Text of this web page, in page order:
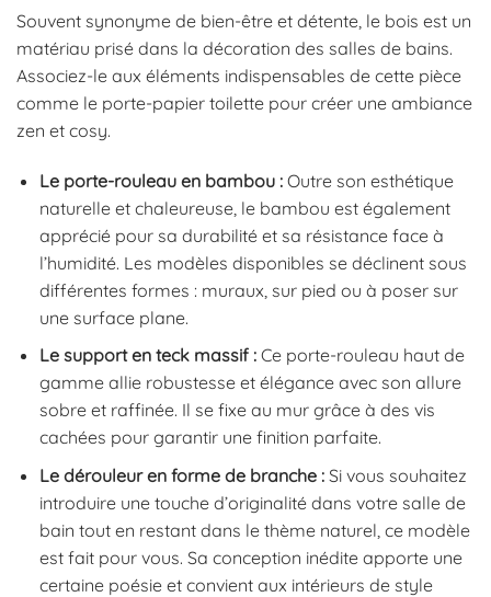
Souvent synonyme de bien-être et détente, le bois est un
matériau prisé dans la décoration des salles de bains.
Associez-le aux éléments indispensables de cette pièce
comme le porte-papier toilette pour créer une ambiance
zen et cosy.
Le porte-rouleau en bambou :Outre son esthétique
naturelle et chaleureuse, le bambou est également
apprécié pour sa durabilité et sa résistance face à
l’humidité. Les modèles disponibles se déclinent sous
différentes formes : muraux, sur pied ou à poser sur
une surface plane.
Le support en teck massif :Ce porte-rouleau haut de
gamme allie robustesse et élégance avec son allure
sobre et raffinée. Il se fixe au mur grâce à des vis
cachées pour garantir une finition parfaite.
Le dérouleur en forme de branche :Si vous souhaitez
introduire une touche d’originalité dans votre salle de
bain tout en restant dans le thème naturel, ce modèle
est fait pour vous. Sa conception inédite apporte une
certaine poésie et convient aux intérieurs de style